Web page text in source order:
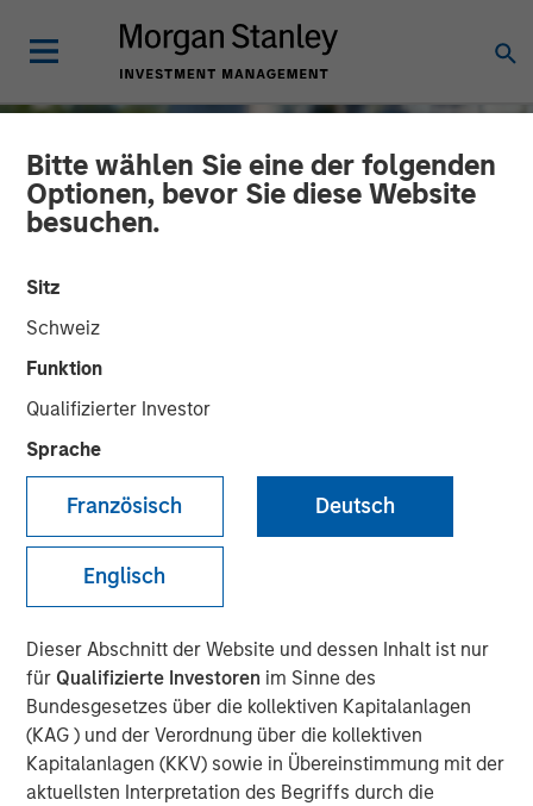
Bitte wählen Sie eine der folgenden
Optionen, bevor Sie diese Website
besuchen.
Sitz
Schweiz
Funktion
Qualifizierter Investor
Sprache
Französisch Deutsch
Englisch
Dieser Abschnitt der Website und dessen Inhalt ist nur
für Qualifizierte Investoren im Sinne des
Bundesgesetzes über die kollektiven Kapitalanlagen
(KAG ) und der Verordnung über die kollektiven
Kapitalanlagen (KKV) sowie in Übereinstimmung mit der
aktuellsten Interpretation des Begriffs durch die
The Water Constraint
01 JUNI 2026
The Authors
Eric Carlson
Managing Director